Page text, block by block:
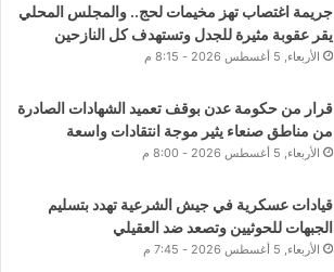
جريمة اغتصاب تهز مخيمات لحج.. والمجلس المحلي
يقر عقوبة مثيرة للجدل وتستهدف كل النازحين
الأربعاء, 5 أغسطس 2026 - 8:15 م
قرار من حكومة عدن بوقف تعميد الشهادات الصادرة
من مناطق صنعاء يثير موجة انتقادات واسعة
الأربعاء, 5 أغسطس 2026 - 8:00 م
قيادات عسكرية في جيش الشرعية تهدد بتسليم
الجبهات للحوثيين وتصعد ضد العقيلي
الأربعاء, 5 أغسطس 2026 - 7:45 م